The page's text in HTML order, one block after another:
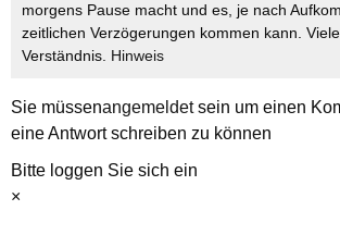
morgens Pause macht und es, je nach
zeitlichen Verzögerungen kommen kann.
Verständnis. Hinweis
Sie müssenangemeldetsein um einen
eine Antwort schreiben zu können
Bitte loggen Sie sich ein
×